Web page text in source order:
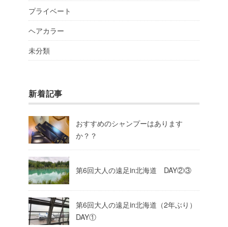
プライベート
ヘアカラー
未分類
新着記事
おすすめのシャンプーはあります
か？？
第6回大人の遠足in北海道 DAY②③
第6回大人の遠足in北海道（2年ぶり）
DAY①